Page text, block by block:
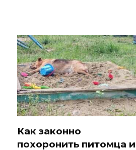
Как законно
похоронить питомца и